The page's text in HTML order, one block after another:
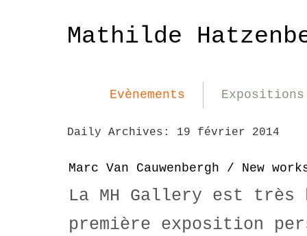
Mathilde
Evènements Expositions
Daily Archives: 19 février 2014
Marc Van Cauwenbergh / New
La MH Gallery est très
première exposition